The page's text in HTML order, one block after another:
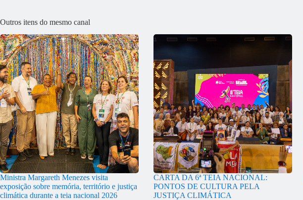
Outros itens do mesmo canal
Ministra Margareth Menezes visita
exposição sobre memória, território e justiça
climática durante a teia nacional 2026
CARTA DA 6ª TEIA NACIONAL:
PONTOS DE CULTURA PELA
JUSTIÇA CLIMÁTICA